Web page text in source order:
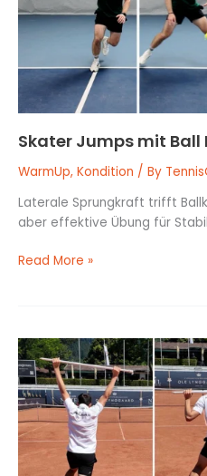
Skater Jumps mit Ball
WarmUp, Kondition / By
Laterale Sprungkraft trifft
aber effektive Übung für
Read More »
Dynamischer
Ausfallschritt
in
die
Streckung
mit
Side-